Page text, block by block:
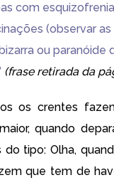
com
(observar
ou paranóide
(frase retirada da
os crentes
quando
do tipo: Olha,
que tem de